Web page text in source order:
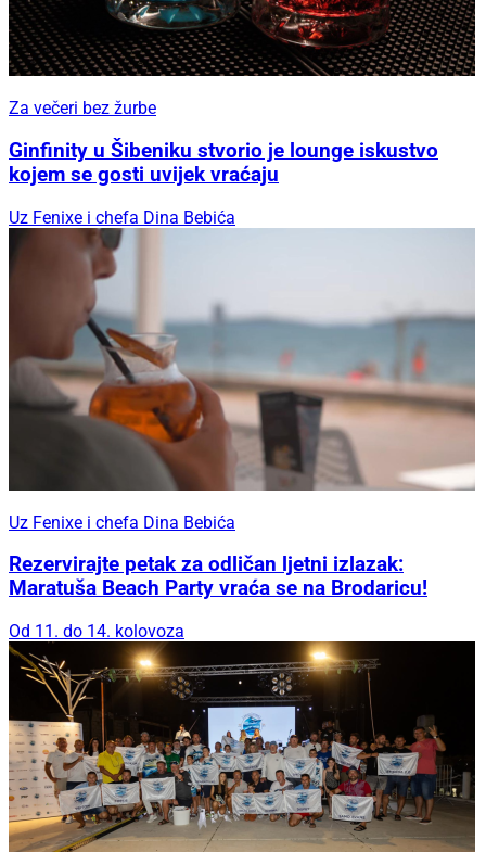
Za večeri bez žurbe
Ginfinity u Šibeniku stvorio je lounge iskustvo
kojem se gosti uvijek vraćaju
Uz Fenixe i chefa Dina Bebića
Uz Fenixe i chefa Dina Bebića
Rezervirajte petak za odličan ljetni izlazak:
Maratuša Beach Party vraća se na Brodaricu!
Od 11. do 14. kolovoza